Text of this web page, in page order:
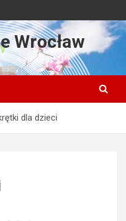
Wrocław
dla dzieci